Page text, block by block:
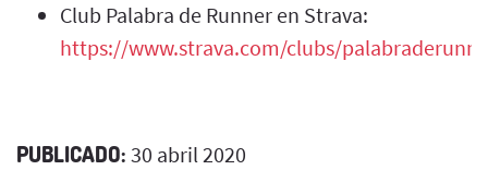
Club Palabra de Runner en Strava:
https://www.strava.com/clubs/
PUBLICADO: 30 abril 2020